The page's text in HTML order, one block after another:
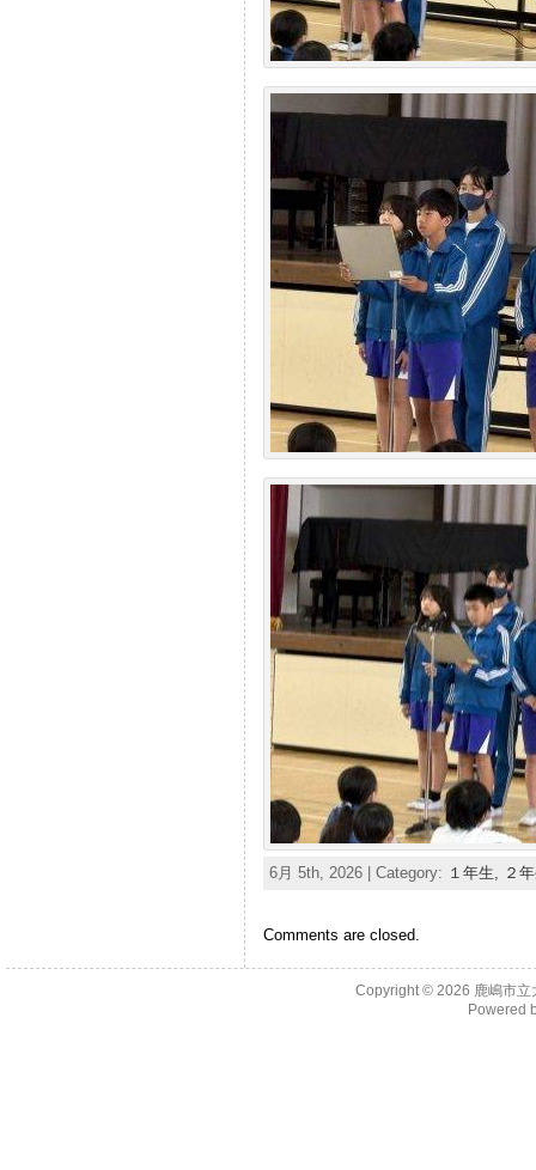
6月 5th, 2026 | Category: １年生, ２
Comments are closed.
Copyright © 2026 鹿嶋市立
Powered